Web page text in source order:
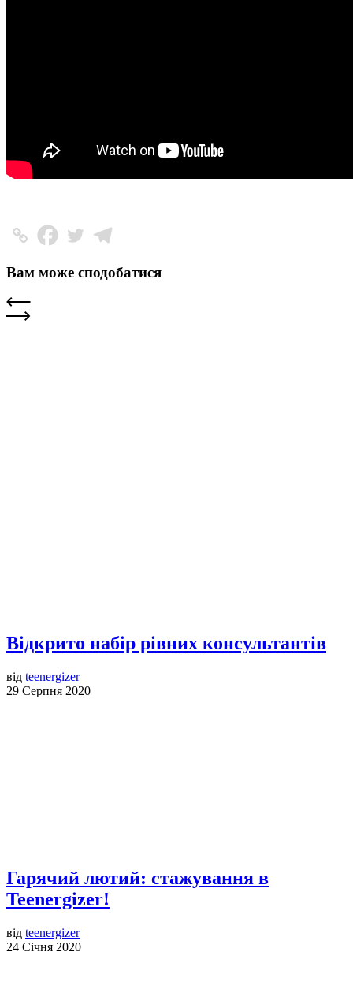
Вам може сподобатися
Відкрито набір рівних консультантів
від teenergizer
29 Серпня 2020
Гарячий лютий: стажування в
Teenergizer!
від teenergizer
24 Січня 2020